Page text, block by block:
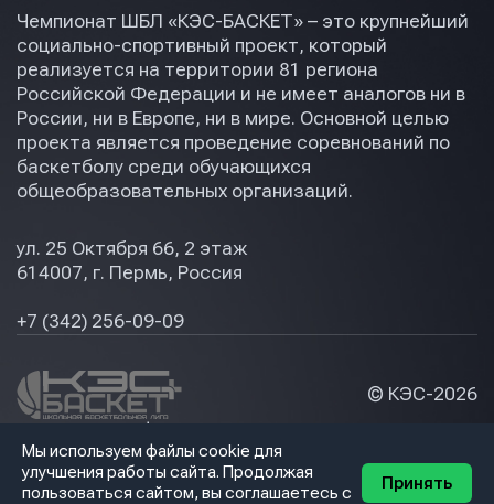
Чемпионат ШБЛ «КЭС-БАСКЕТ» – это крупнейший
социально-спортивный проект, который
реализуется на территории 81 региона
Российской Федерации и не имеет аналогов ни в
России, ни в Европе, ни в мире. Основной целью
проекта является проведение соревнований по
баскетболу среди обучающихся
общеобразовательных организаций.
ул. 25 Октября 66, 2 этаж
614007, г. Пермь, Россия
+7 (342) 256-09-09
© КЭС-2026
Политика конфидециальности
Мы используем файлы cookie для
улучшения работы сайта. Продолжая
пользоваться сайтом, вы соглашаетесь с
Принять